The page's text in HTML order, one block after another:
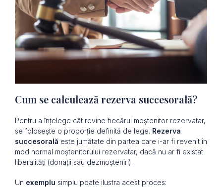
Cum se calculează rezerva succesorală?
Pentru a înțelege cât revine fiecărui moștenitor rezervatar,
se folosește o proporție definită de lege. Rezerva
succesorală este jumătate din partea care i-ar fi revenit în
mod normal moștenitorului rezervatar, dacă nu ar fi existat
liberalități (donații sau dezmoșteniri).
Un exemplu simplu poate ilustra acest proces: